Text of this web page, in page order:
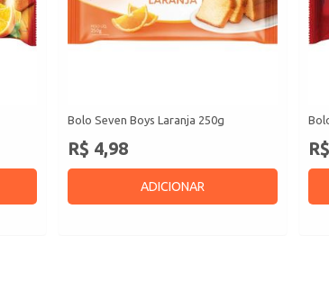
Bolo Seven Boys Laranja 250g
R$ 4,98
ADICIONAR